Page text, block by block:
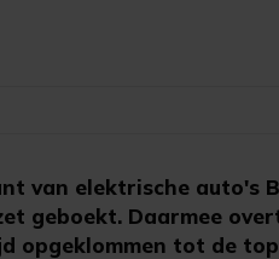
van elektrische auto's
geboekt. Daarmee
opgeklommen tot de